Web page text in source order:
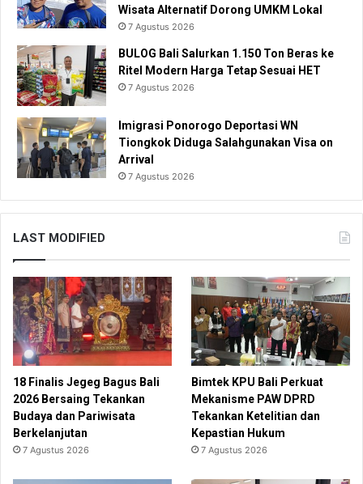
Wisata Alternatif Dorong UMKM Lokal
7 Agustus 2026
BULOG Bali Salurkan 1.150 Ton Beras ke
Ritel Modern Harga Tetap Sesuai HET
7 Agustus 2026
Imigrasi Ponorogo Deportasi WN
Tiongkok Diduga Salahgunakan Visa on
Arrival
7 Agustus 2026
LAST MODIFIED
18 Finalis Jegeg Bagus Bali
2026 Bersaing Tekankan
Budaya dan Pariwisata
Berkelanjutan
7 Agustus 2026
Bimtek KPU Bali Perkuat
Mekanisme PAW DPRD
Tekankan Ketelitian dan
Kepastian Hukum
7 Agustus 2026